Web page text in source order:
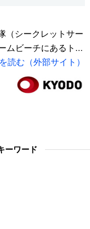
（シークレットサー
ムビーチにあるト...
読む（外部サイト）
ーワード